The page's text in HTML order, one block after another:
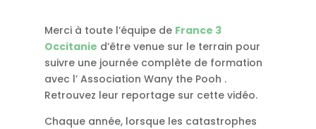
Merci à toute l’équipe de France 3
Occitanie d’être venue sur le terrain pour
suivre une journée complète de formation
avec l’ Association Wany the Pooh .
Retrouvez leur reportage sur cette vidéo.
Chaque année, lorsque les catastrophes